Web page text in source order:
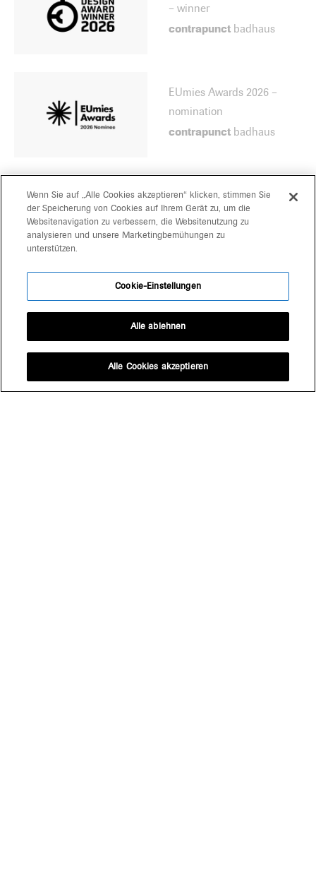
– winner
contrapunct badhaus
EUmies Awards 2026 –
nomination
contrapunct badhaus
piranesi award 2025 –
nomination
contrapunct
häuser des jahres 2025 –
built around house p
Wenn Sie auf „Alle Cookies akzeptieren“ klicken, stimmen Sie
der Speicherung von Cookies auf Ihrem Gerät zu, um die
Websitenavigation zu verbessern, die Websitenutzung zu
analysieren und unsere Marketingbemühungen zu
unterstützen.
Cookie-Einstellungen
Alle ablehnen
Alle Cookies akzeptieren